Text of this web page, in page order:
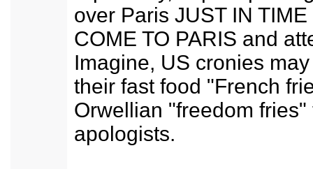
over Paris JUST IN
COME TO PARIS and
Imagine, US cronies
their fast food "French
Orwellian "freedom
apologists.